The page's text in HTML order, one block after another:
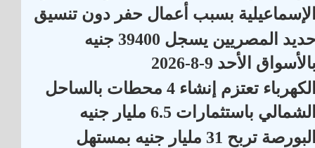
بسبب أعمال حفر دون تنسيق
حديد المصريين يسجل 39400 جنيه
الأحد 9-8-2026
الكهرباء تعتزم إنشاء 4 محطات بالساحل
باستثمارات 6.5 مليار جنيه
البورصة تربح 31 مليار جنيه بمستهل